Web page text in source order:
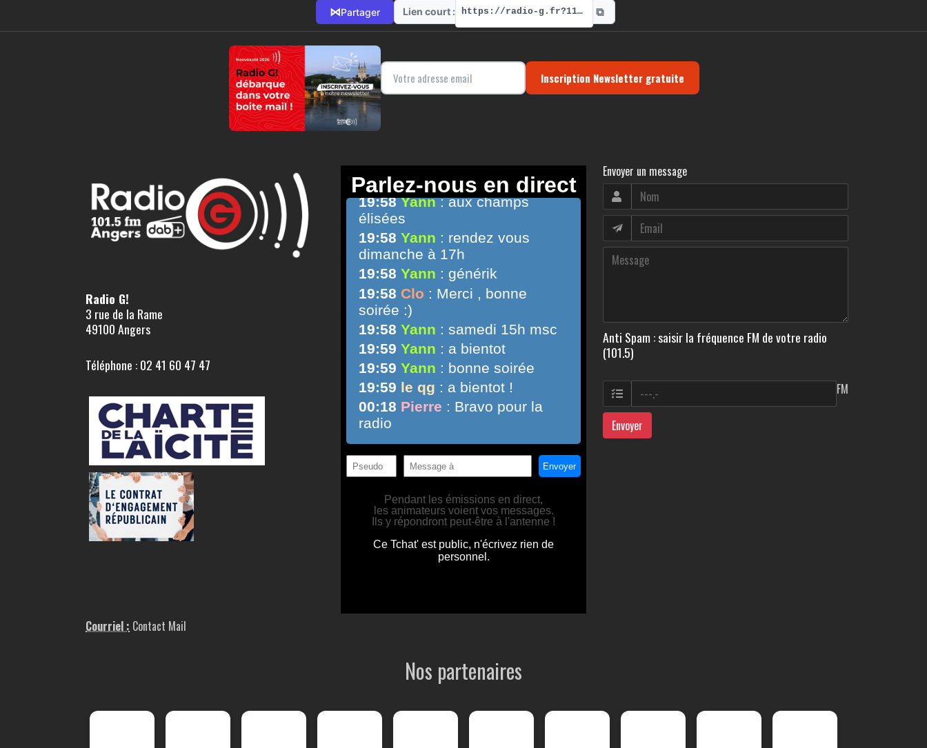
⋈Partager Lien court : https://radio-g.fr?1128 ⧉
Inscription Newsletter gratuite
Radio G!
3 rue de la Rame
49100 Angers
Téléphone : 02 41 60 47 47
Courriel : Contact Mail
Envoyer un message
Anti Spam : saisir la fréquence FM de votre radio
(101.5)
FM
Envoyer
Nos partenaires